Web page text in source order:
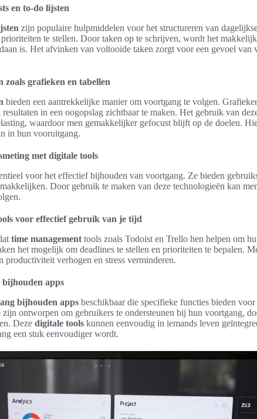
en to-do lijsten
zijn populaire hulpmiddelen voor het structureren van
te stellen. Door taken op te schrijven, wordt het
is. Het afvinken van voltooide taken zorgt voor een gevoel van
zoals grafieken en tabellen
bieden een aantrekkelijke manier om voortgang te volgen.
in een oogopslag zichtbaar te maken. Het gebruik van
waardoor men gemakkelijker gefocust blijft op de doelen.
in hun vooruitgang.
met digitale tools
voor het effectief bijhouden van voortgang. Ze bieden
Door gebruik te maken van deze technologieën kan
voor effectief gebruik van je tijd
time management tools zoals Todoist en Trello hen helpen om
het mogelijk om deadlines te stellen en prioriteiten te bepalen.
productiviteit verhogen en stress verminderen.
apps
bijhouden apps beschikbaar die specifieke functies bieden
ontworpen om gebruikers te ondersteunen bij hun voortgang,
Deze digitale tools kunnen eenvoudig in iemands leven
een stuk eenvoudiger wordt.